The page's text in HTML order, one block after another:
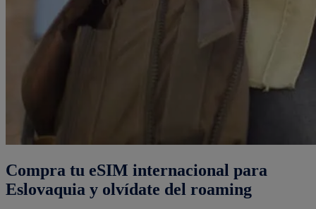
Compra tu eSIM internacional para
Eslovaquia y olvídate del roaming